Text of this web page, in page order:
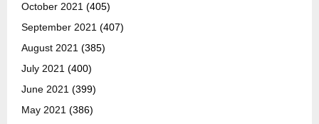
October 2021 (405)
September 2021 (407)
August 2021 (385)
July 2021 (400)
June 2021 (399)
May 2021 (386)